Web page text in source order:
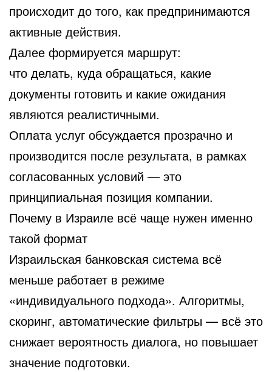
происходит до того, как предпринимаются
активные действия.
Далее формируется маршрут:
что делать, куда обращаться, какие
документы готовить и какие ожидания
являются реалистичными.
Оплата услуг обсуждается прозрачно и
производится после результата, в рамках
согласованных условий — это
принципиальная позиция компании.
Почему в Израиле всё чаще нужен именно
такой формат
Израильская банковская система всё
меньше работает в режиме
«индивидуального подхода». Алгоритмы,
скоринг, автоматические фильтры — всё это
снижает вероятность диалога, но повышает
значение подготовки.